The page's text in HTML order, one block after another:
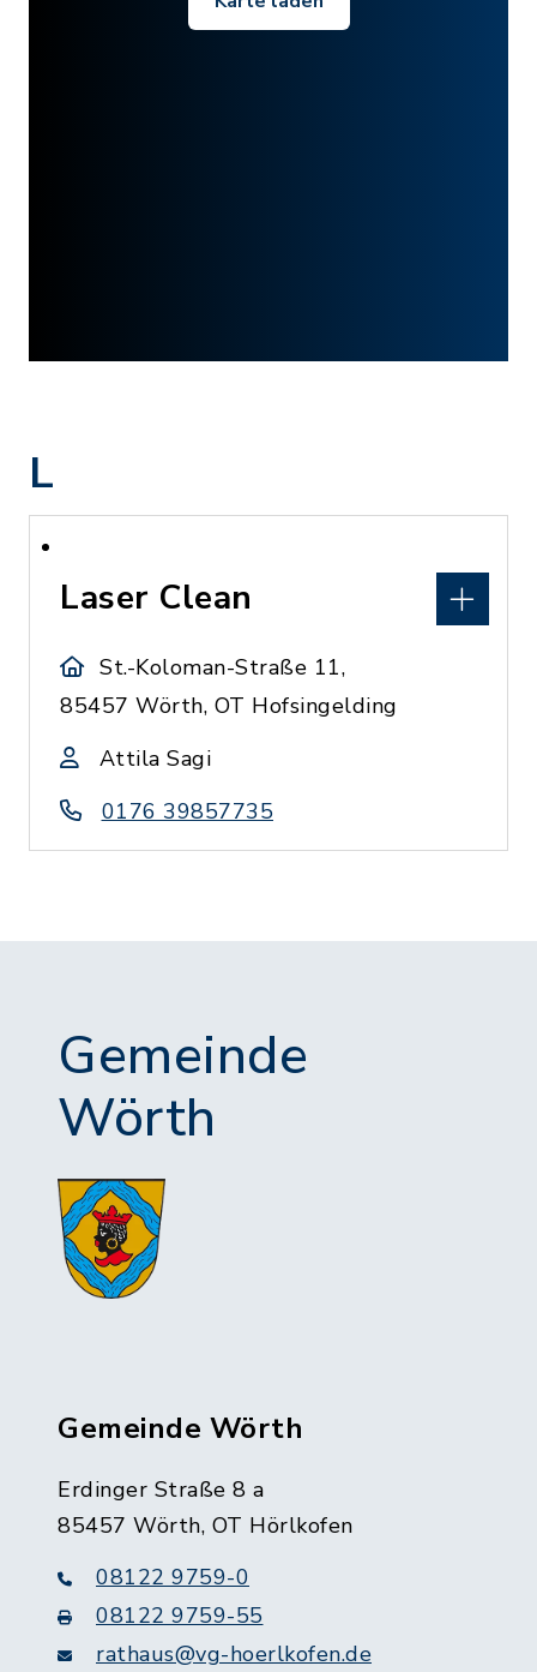
L
Laser Clean
St.-Koloman-Straße 11,
85457 Wörth, OT Hofsingelding
Attila Sagi
0176 39857735
Gemeinde
Wörth
Gemeinde Wörth
Erdinger Straße 8 a
85457 Wörth, OT Hörlkofen
08122 9759-0
08122 9759-55
rathaus@vg-hoerlkofen.de